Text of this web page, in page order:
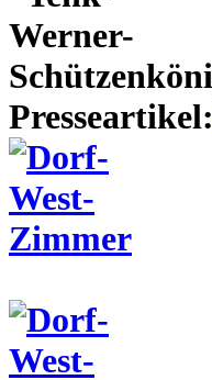
Presseartikel: